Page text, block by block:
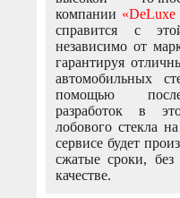
компании «DeLuxe
справится с
независимо от
гарантируя
автомобильных
помощью
разработок в
лобового стекла
сервисе будет
сжатые сроки,
качестве.